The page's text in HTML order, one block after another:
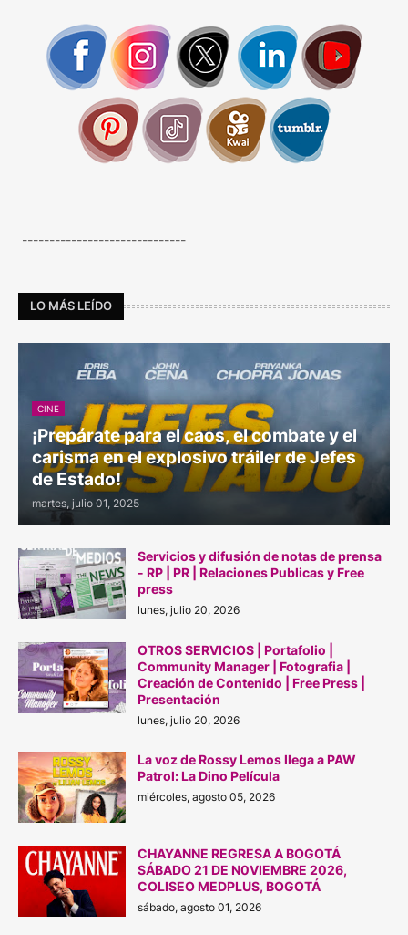
------------------------------
LO MÁS LEÍDO
CINE
¡Prepárate para el caos, el combate y el
carisma en el explosivo tráiler de Jefes
de Estado!
martes, julio 01, 2025
Servicios y difusión de notas de prensa
- RP | PR | Relaciones Publicas y Free
press
lunes, julio 20, 2026
OTROS SERVICIOS | Portafolio |
Community Manager | Fotografia |
Creación de Contenido | Free Press |
Presentación
lunes, julio 20, 2026
La voz de Rossy Lemos llega a PAW
Patrol: La Dino Película
miércoles, agosto 05, 2026
CHAYANNE REGRESA A BOGOTÁ
SÁBADO 21 DE N0VIEMBRE 2026,
COLISEO MEDPLUS, BOGOTÁ
sábado, agosto 01, 2026